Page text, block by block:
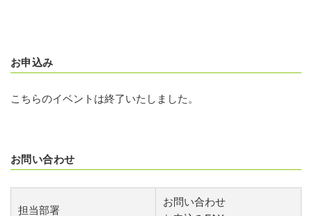
お申込み
こちらのイベントは終了いたしました。
お問い合わせ
担当部署
お問い合わせ